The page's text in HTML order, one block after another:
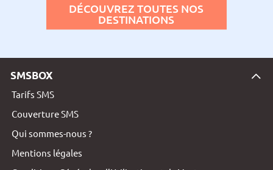
DÉCOUVREZ TOUTES NOS
DESTINATIONS
SMSBOX
Tarifs SMS
Couverture SMS
Qui sommes-nous ?
Mentions légales